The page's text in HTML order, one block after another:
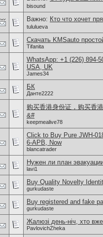
bisound
Важно: Кто что хочет
tululueva
Скачать KMSauto
Tifanita
WhatsApp: +1 (226) 894-
USA, UK
James34
БК
Данте2222
购买香港身份证，购买香
&#
keepmealive78
Click to Buy Pure JWH-
6-APB, Now
blancatrader
Нужен ли план
lavi1
Buy Quality Novelty
gurkudaste
Buy registered and fake
gurkudaste
Жалюзі день-ніч, хто
PavlovichZheka